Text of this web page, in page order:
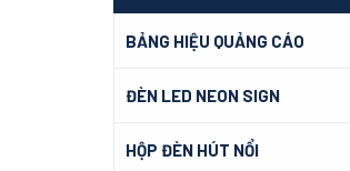
BẢNG HIỆU QUẢNG CÁO
ĐÈN LED NEON SIGN
HỘP ĐÈN HÚT NỔI